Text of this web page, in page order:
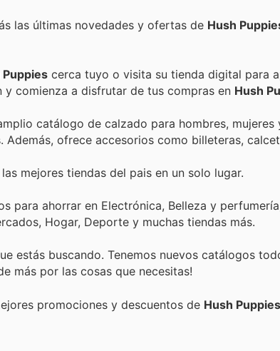
las últimas novedades y ofertas de Hush
Puppies cerca tuyo o visita su tienda digital para
comienza a disfrutar de tus compras en Hush
catálogo de calzado para hombres,
Además, ofrece accesorios como billeteras,
mejores tiendas del pais en un solo lugar.
para ahorrar en Electrónica, Belleza y
Hogar, Deporte y muchas tiendas más.
estás buscando. Tenemos nuevos catálogos
más por las cosas que necesitas!
promociones y descuentos de Hush Puppies